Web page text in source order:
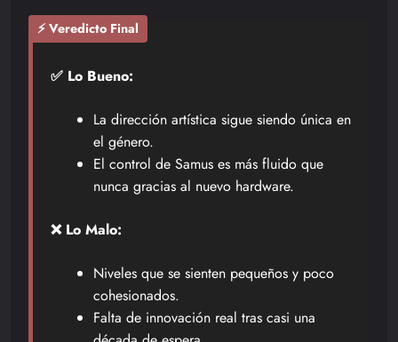
⚡ Veredicto Final
✅ Lo Bueno:
La dirección artística sigue siendo única en
el género.
El control de Samus es más fluido que
nunca gracias al nuevo hardware.
❌ Lo Malo:
Niveles que se sienten pequeños y poco
cohesionados.
Falta de innovación real tras casi una